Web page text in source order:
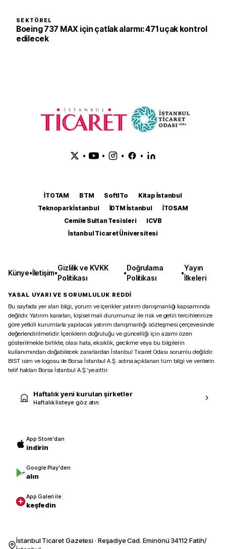
SEKTÖREL
Boeing 737 MAX için çatlak alarmı: 471 uçak kontrol
edilecek
• • • •
İTOTAM BTM SoftITo
Kitap İstanbul
Teknopark İstanbul
İDTM İstanbul
İTOSAM
Cemile Sultan Tesisleri
ICVB
İstanbul Ticaret Üniversitesi
Künye•İletişim•
Gizlilik ve KVKK
Politikası
•
Doğrulama
Politikası
•
Yayın
İlkeleri
YASAL UYARI VE SORUMLULUK REDDİ
Bu sayfada yer alan bilgi, yorum ve içerikler yatırım danışmanlığı kapsamında
değildir. Yatırım kararları, kişisel mali durumunuz ile risk ve getiri tercihlerinize
göre yetkili kurumlarla yapılacak yatırım danışmanlığı sözleşmesi çerçevesinde
değerlendirilmelidir. İçeriklerin doğruluğu ve güncelliği için azami özen
gösterilmekle birlikte, olası hata, eksiklik, gecikme veya bu bilgilerin
kullanımından doğabilecek zararlardan İstanbul Ticaret Odası sorumlu değildir.
BIST isim ve logosu ile Borsa İstanbul A.Ş. adına açıklanan tüm bilgi ve verilerin
telif hakları Borsa İstanbul A.Ş.’ye aittir.
Haftalık yeni kurulan şirketler
Haftalık listeye göz atın
App Store'dan
indirin
Google Play'den
alın
App Galeri ile
keşfedin
İstanbul Ticaret Gazetesi · Reşadiye Cad. Eminönü 34112 Fatih/